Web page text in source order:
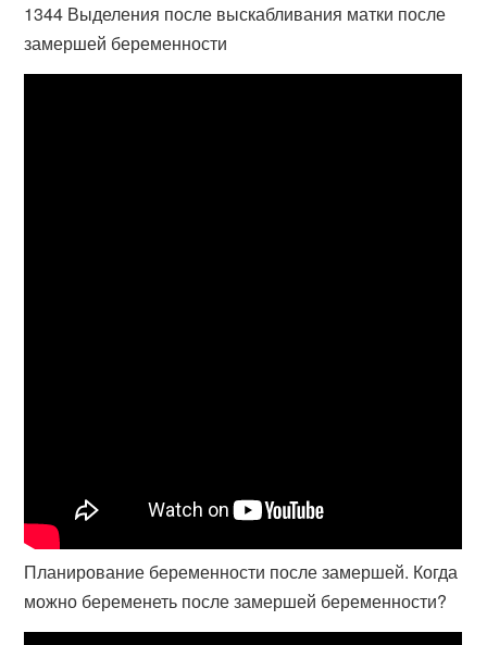
1344 Выделения после выскабливания матки после
замершей беременности
Планирование беременности после замершей. Когда
можно беременеть после замершей беременности?